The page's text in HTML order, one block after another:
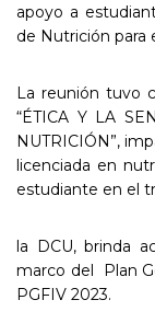
apoyo a
de Nutrición para
La reunión tuvo
“ÉTICA Y LA
NUTRICIÓN”,
licenciada en
estudiante en el
la DCU, brinda
marco del Plan
PGFIV 2023.